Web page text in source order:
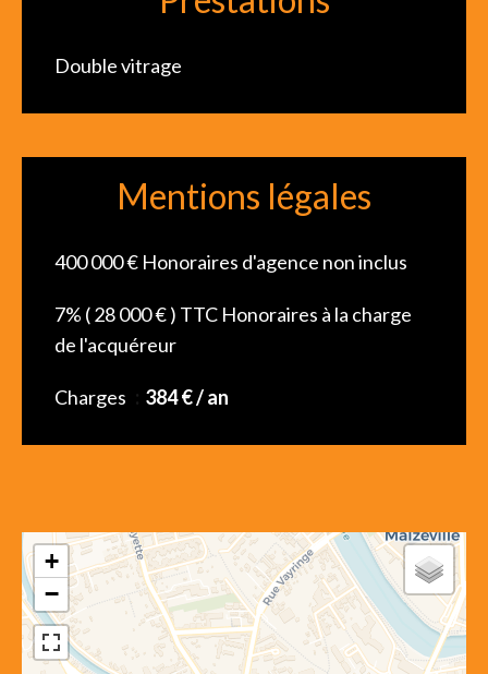
Double vitrage
Mentions légales
400 000 € Honoraires d'agence non inclus
7% ( 28 000 € ) TTC Honoraires à la charge
de l'acquéreur
Charges 384 € / an
+
−